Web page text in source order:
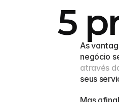
5
As
negócio
através
seus
Mas